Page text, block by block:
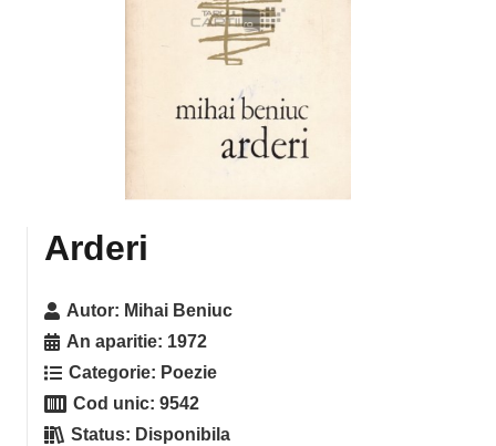
Arderi
Autor: Mihai Beniuc
An aparitie: 1972
Categorie: Poezie
Cod unic:9542
Status: Disponibila